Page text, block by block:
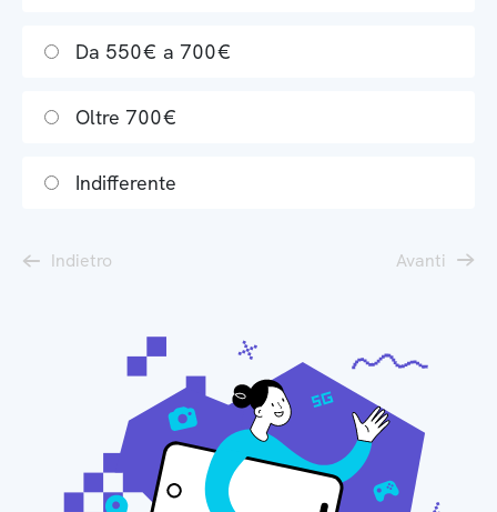
Da 550€ a 700€
Oltre 700€
Indifferente
Indietro Avanti